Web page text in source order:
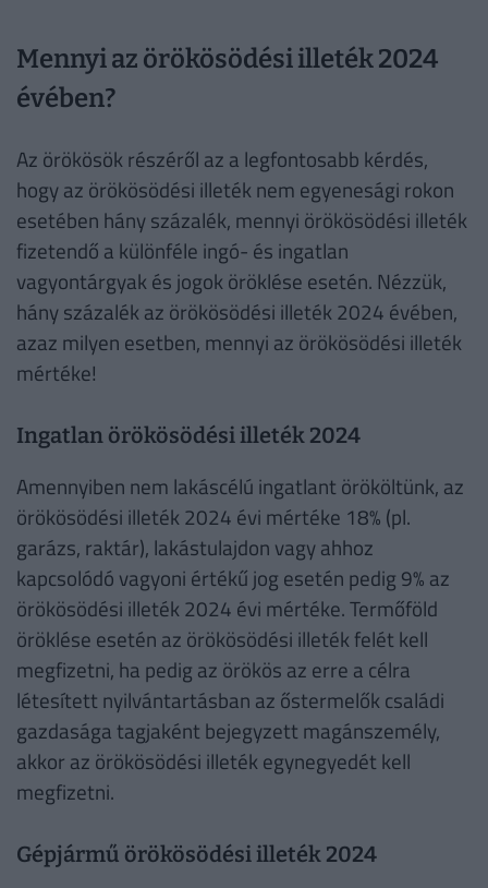
Mennyi az örökösödési illeték 2024
évében?
Az örökösök részéről az a legfontosabb kérdés,
hogy az örökösödési illeték nem egyenesági rokon
esetében hány százalék, mennyi örökösödési illeték
fizetendő a különféle ingó- és ingatlan
vagyontárgyak és jogok öröklése esetén. Nézzük,
hány százalék az örökösödési illeték 2024 évében,
azaz milyen esetben, mennyi az örökösödési illeték
mértéke!
Ingatlan örökösödési illeték 2024
Amennyiben nem lakáscélú ingatlant örököltünk, az
örökösödési illeték 2024 évi mértéke 18% (pl.
garázs, raktár), lakástulajdon vagy ahhoz
kapcsolódó vagyoni értékű jog esetén pedig 9% az
örökösödési illeték 2024 évi mértéke. Termőföld
öröklése esetén az örökösödési illeték felét kell
megfizetni, ha pedig az örökös az erre a célra
létesített nyilvántartásban az őstermelők családi
gazdasága tagjaként bejegyzett magánszemély,
akkor az örökösödési illeték egynegyedét kell
megfizetni.
Gépjármű örökösödési illeték 2024